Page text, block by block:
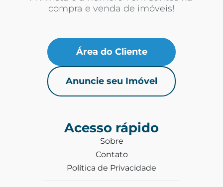
compra e venda de imóveis!
Área do Cliente
Anuncie seu Imóvel
Acesso rápido
Sobre
Contato
Política de Privacidade